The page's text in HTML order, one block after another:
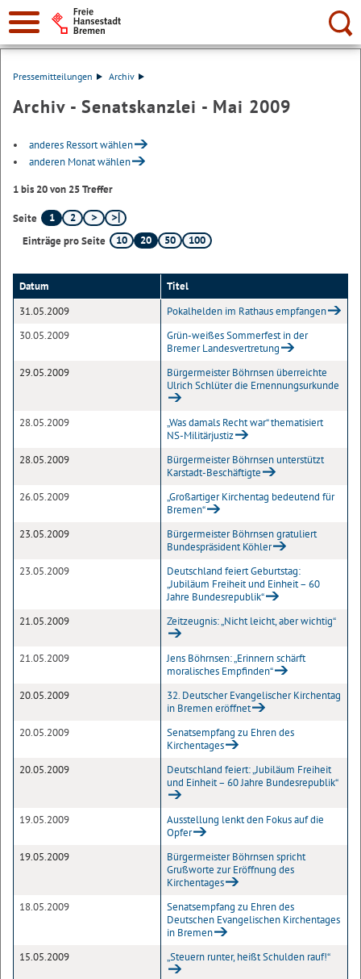
Suche:
Pressemitteilungen Archiv
Archiv - Senatskanzlei - Mai 2009
anderes Ressort wählen
anderen Monat wählen
1 bis 20 von 25 Treffer
Seite 1
2
Einträge pro Seite
10 20 50 100
Datum
Titel
31.05.2009
Pokalhelden im Rathaus empfangen
30.05.2009
Grün-weißes Sommerfest in der
Bremer Landesvertretung
29.05.2009
Bürgermeister Böhrnsen überreichte
Ulrich Schlüter die Ernennungsurkunde
28.05.2009
„Was damals Recht war“ thematisiert
NS-Militärjustiz
28.05.2009
Bürgermeister Böhrnsen unterstützt
Karstadt-Beschäftigte
26.05.2009
„Großartiger Kirchentag bedeutend für
Bremen“
23.05.2009
Bürgermeister Böhrnsen gratuliert
Bundespräsident Köhler
23.05.2009
Deutschland feiert Geburtstag:
„Jubiläum Freiheit und Einheit – 60
Jahre Bundesrepublik“
21.05.2009
Zeitzeugnis: „Nicht leicht, aber wichtig“
21.05.2009
Jens Böhrnsen: „Erinnern schärft
moralisches Empfinden“
20.05.2009
32. Deutscher Evangelischer Kirchentag
in Bremen eröffnet
20.05.2009
Senatsempfang zu Ehren des
Kirchentages
20.05.2009
Deutschland feiert: „Jubiläum Freiheit
und Einheit – 60 Jahre Bundesrepublik“
19.05.2009
Ausstellung lenkt den Fokus auf die
Opfer
19.05.2009
Bürgermeister Böhrnsen spricht
Grußworte zur Eröffnung des
Kirchentages
18.05.2009
Senatsempfang zu Ehren des
Deutschen Evangelischen Kirchentages
in Bremen
15.05.2009
„Steuern runter, heißt Schulden rauf!“